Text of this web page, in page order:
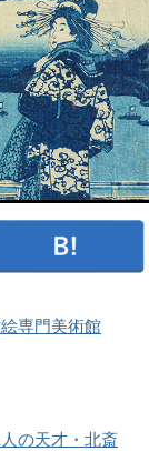
専門美術館
の天才・北斎